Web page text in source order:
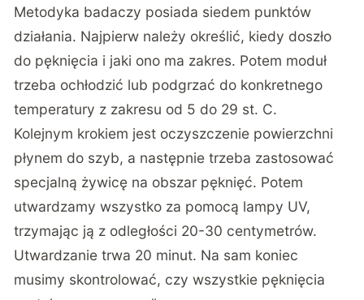
Metodyka badaczy posiada siedem punktów
działania. Najpierw należy określić, kiedy doszło
do pęknięcia i jaki ono ma zakres. Potem moduł
trzeba ochłodzić lub podgrzać do konkretnego
temperatury z zakresu od 5 do 29 st. C.
Kolejnym krokiem jest oczyszczenie powierzchni
płynem do szyb, a następnie trzeba zastosować
specjalną żywicę na obszar pęknięć. Potem
utwardzamy wszystko za pomocą lampy UV,
trzymając ją z odległości 20-30 centymetrów.
Utwardzanie trwa 20 minut. Na sam koniec
musimy skontrolować, czy wszystkie pęknięcia